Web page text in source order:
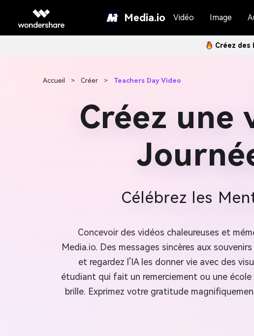
Media.io Vidéo Image
Créez des
Accueil > Créer > Teachers Day Video
Créez une
Célébrez les
Concevoir des vidéos chaleureuses et
Media.io. Des messages sincères aux
et regardez l'IA les donner vie avec des
étudiant qui fait un remerciement ou une
brille. Exprimez votre gratitude